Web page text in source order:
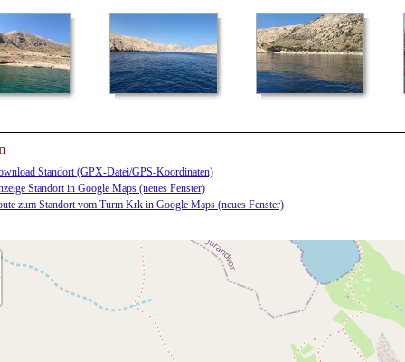
Standort (GPX-Datei/GPS-Koordinaten)
Standort in Google Maps (neues Fenster)
zum Standort vom Turm Krk in Google Maps (neues Fenster)